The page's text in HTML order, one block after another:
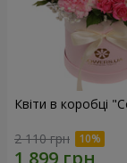
Квіти в коробці
2 110 грн